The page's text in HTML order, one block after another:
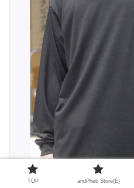
TOP andPheb Store(E)